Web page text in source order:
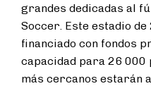
grandes dedicadas al
Soccer. Este estadio
financiado con fondos
capacidad para 26 000
más cercanos estarán